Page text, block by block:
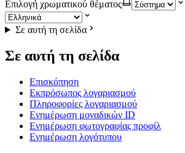
Επιλογή χρωματικού θέματος
Σε αυτή τη σελίδα
Σε αυτή τη σελίδα
Επισκόπηση
Εκπρόσωπος λογαριασμού
Πληροφορίες λογαριασμού
Ενημέρωση μοναδικών ID
Ενημέρωση φωτογραφίας προφίλ
Ενημέρωση λογότυπου